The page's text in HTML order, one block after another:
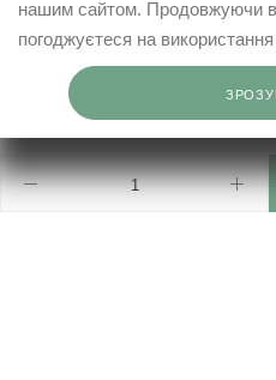
КЛІЄНТАМ
нашим сайтом. Продовжуючи
погоджуєтеся на